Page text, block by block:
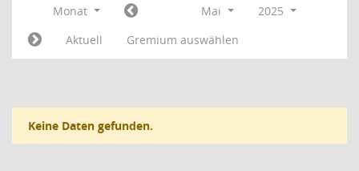
Monat Mai
2025
Aktuell
Gremium auswählen
Keine Daten gefunden.